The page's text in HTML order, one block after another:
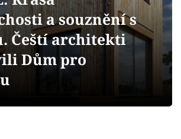
a souznění s
Čeští architekti
Dům pro